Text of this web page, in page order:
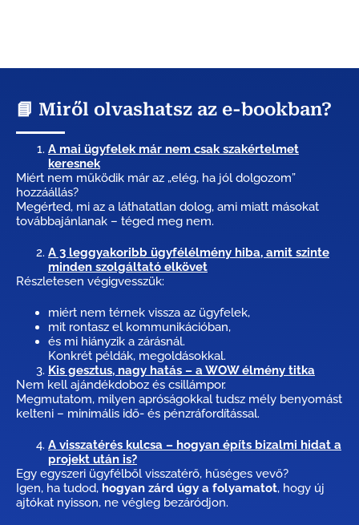
📘 Miről olvashatsz az e-bookban?
A mai ügyfelek már nem csak szakértelmet
keresnek
Miért nem működik már az „elég, ha jól dolgozom”
hozzáállás?
Megérted, mi az a láthatatlan dolog, ami miatt másokat
továbbajánlanak – téged meg nem.
A 3 leggyakoribb ügyfélélmény hiba, amit szinte
minden szolgáltató elkövet
Részletesen végigvesszük:
miért nem térnek vissza az ügyfelek,
mit rontasz el kommunikációban,
és mi hiányzik a zárásnál.
Konkrét példák, megoldásokkal.
Kis gesztus, nagy hatás – a WOW élmény titka
Nem kell ajándékdoboz és csillámpor.
Megmutatom, milyen apróságokkal tudsz mély benyomást
kelteni – minimális idő- és pénzráfordítással.
A visszatérés kulcsa – hogyan építs bizalmi hidat a
projekt után is?
Egy egyszeri ügyfélből visszatérő, hűséges vevő?
Igen, ha tudod, hogyan zárd úgy a folyamatot, hogy új
ajtókat nyisson, ne végleg bezáródjon.